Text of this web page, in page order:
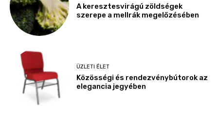
A keresztesvirágú zöldségek
szerepe a mellrák megelőzésében
ÜZLETI ÉLET
Közösségi és rendezvénybútorok az
elegancia jegyében